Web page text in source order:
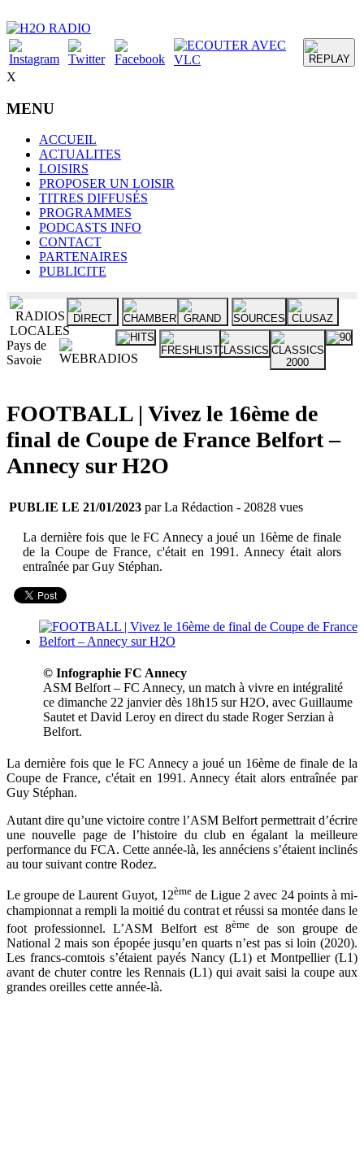
X
MENU
ACCUEIL
ACTUALITES
LOISIRS
PROPOSER UN LOISIR
TITRES DIFFUSÉS
PROGRAMMES
PODCASTS INFO
CONTACT
PARTENAIRES
PUBLICITE
Pays de
Savoie
FOOTBALL | Vivez le 16ème de
final de Coupe de France Belfort –
Annecy sur H2O
PUBLIE LE 21/01/2023 par La Rédaction - 20828 vues
La dernière fois que le FC Annecy a joué un 16ème de finale
de la Coupe de France, c'était en 1991. Annecy était alors
entraînée par Guy Stéphan.
© Infographie FC Annecy
ASM Belfort – FC Annecy, un match à vivre en intégralité
ce dimanche 22 janvier dès 18h15 sur H2O, avec Guillaume
Sautet et David Leroy en direct du stade Roger Serzian à
Belfort.
La dernière fois que le FC Annecy a joué un 16ème de finale de la
Coupe de France, c'était en 1991. Annecy était alors entraînée par
Guy Stéphan.
Autant dire qu’une victoire contre l’ASM Belfort permettrait d’écrire
une nouvelle page de l’histoire du club en égalant la meilleure
performance du FCA. Cette année-là, les annéciens s’étaient inclinés
au tour suivant contre Rodez.
Le groupe de Laurent Guyot, 12èmede Ligue 2 avec 24 points à mi-
championnat a rempli la moitié du contrat et réussi sa montée dans le
foot professionnel. L’ASM Belfort est 8ème de son groupe de
National 2 mais son épopée jusqu’en quarts n’est pas si loin (2020).
Les francs-comtois s’étaient payés Nancy (L1) et Montpellier (L1)
avant de chuter contre les Rennais (L1) qui avait saisi la coupe aux
grandes oreilles cette année-là.